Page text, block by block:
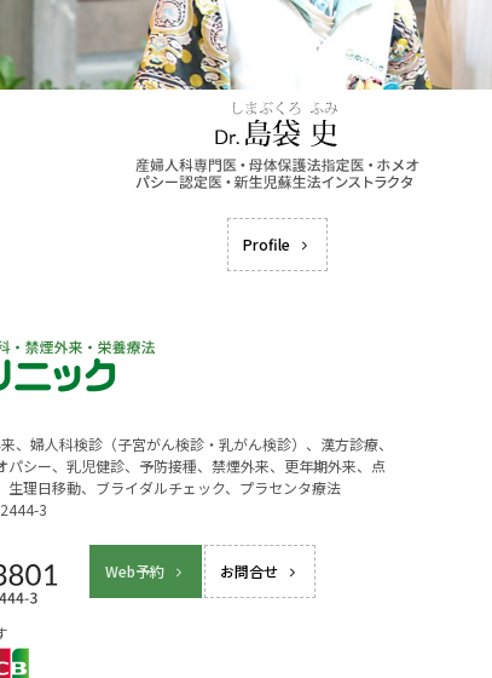
Profile
、婦人科検診（子宮がん検診・乳がん検診）、漢方診療、
パシー、乳児健診、予防接種、禁煙外来、更年期外来、点
生理日移動、ブライダルチェック、プラセンタ療法
3
Web予約 お問合せ